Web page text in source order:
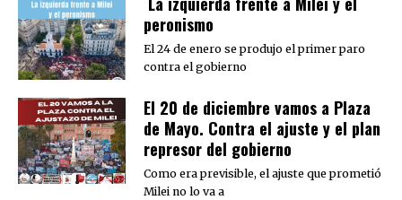
peronismo
El 24 de enero se produjo el primer paro
contra el gobierno
El 20 de diciembre vamos a Plaza
de Mayo. Contra el ajuste y el plan
represor del gobierno
Como era previsible, el ajuste que prometió
Milei no lo va a